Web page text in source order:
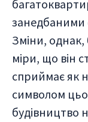
Зміни, однак,
міри, що він
сприймає як
символом
будівництво